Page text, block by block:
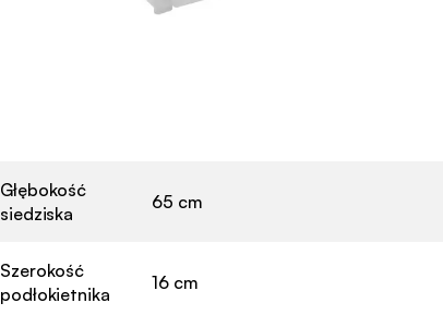
Głębokość
siedziska
65 cm
Szerokość
podłokietnika
16 cm